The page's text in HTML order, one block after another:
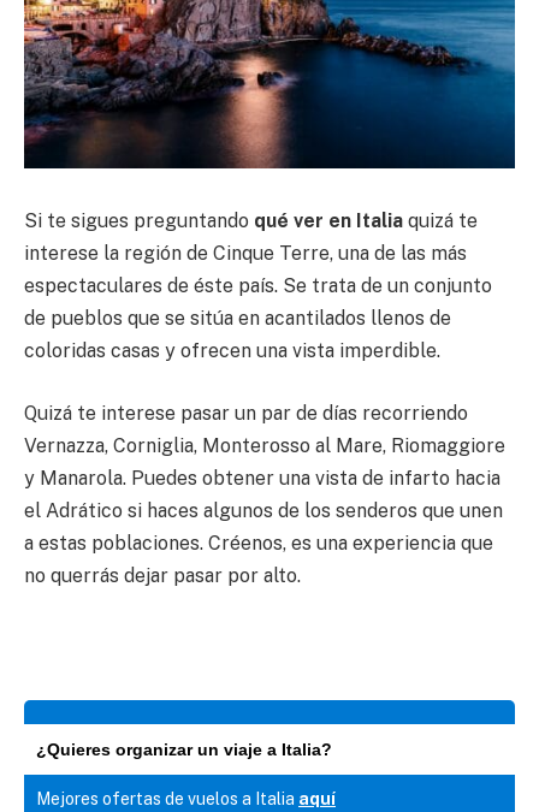
Si te sigues preguntando qué ver en Italia quizá te
interese la región de Cinque Terre, una de las más
espectaculares de éste país. Se trata de un conjunto
de pueblos que se sitúa en acantilados llenos de
coloridas casas y ofrecen una vista imperdible.
Quizá te interese pasar un par de días recorriendo
Vernazza, Corniglia, Monterosso al Mare, Riomaggiore
y Manarola. Puedes obtener una vista de infarto hacia
el Adrático si haces algunos de los senderos que unen
a estas poblaciones. Créenos, es una experiencia que
no querrás dejar pasar por alto.
¿Quieres organizar un viaje a Italia?
Mejores ofertas de vuelos a Italia aquí